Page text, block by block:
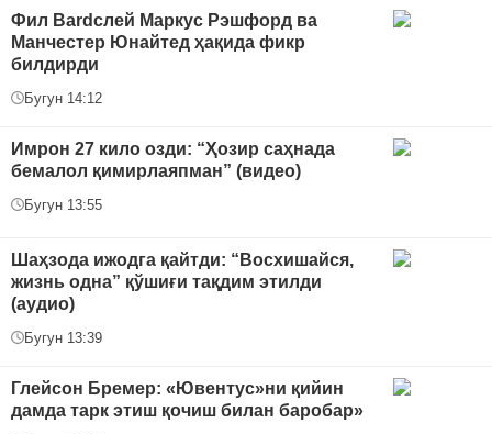
Фил Bardслей Маркус Рэшфорд ва
Манчестер Юнайтед ҳақида фикр
билдирди
Бугун 14:12
Имрон 27 кило озди: “Ҳозир саҳнада
бемалол қимирлаяпман” (видео)
Бугун 13:55
Шаҳзода ижодга қайтди: “Восхишайся,
жизнь одна” қўшиғи тақдим этилди
(аудио)
Бугун 13:39
Глейсон Бремер: «Ювентус»ни қийин
дамда тарк этиш қочиш билан баробар»